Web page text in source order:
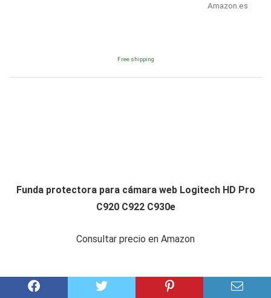
Amazon.es
Free shipping
Funda protectora para cámara web Logitech HD Pro
C920 C922 C930e
Consultar precio en Amazon